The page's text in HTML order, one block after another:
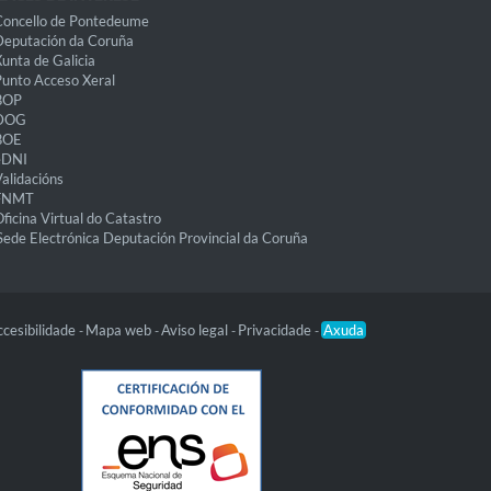
de Pontedeume
da Coruña
de Galicia
Acceso Xeral
Virtual do Catastro
Electrónica Deputación Provincial da Coruña
- Mapa web -Aviso legal - Privacidade - Axuda